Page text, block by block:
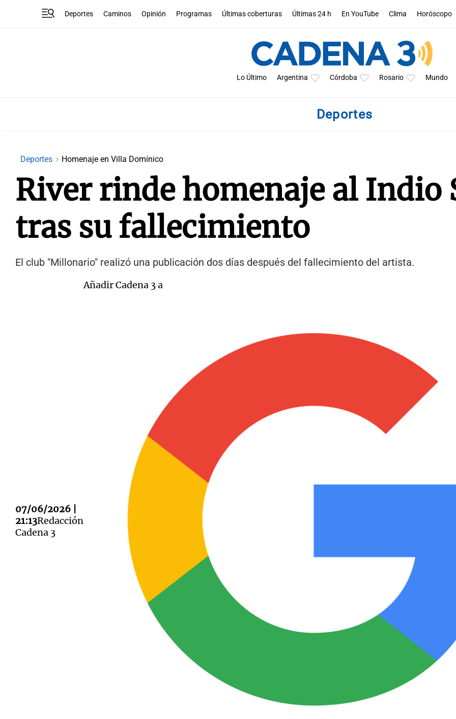
Deportes Caminos Opinión Programas Últimas coberturas Últimas 24 h En YouTube Clima Horóscopo
Lo Último Argentina Córdoba Rosario Mundo
Deportes
Deportes Homenaje en Villa Domínico
River rinde homenaje al Indio
tras su fallecimiento
El club "Millonario" realizó una publicación dos días después del fallecimiento del artista.
07/06/2026 |
21:13Redacción
Cadena 3
Añadir Cadena 3 a
Notas Notas
Mundial 2026 La Sole en Cadena 3 Cadena 3